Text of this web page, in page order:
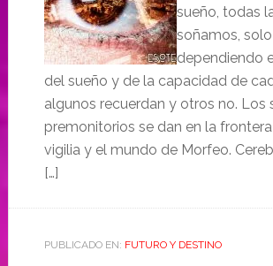
sueño, todas
soñamos,
dependiendo
del sueño y de la capacidad de
algunos recuerdan y otros no. Los
premonitorios se dan en la
vigilia y el mundo de Morfeo.
[…]
PUBLICADO EN: FUTURO Y DESTINO